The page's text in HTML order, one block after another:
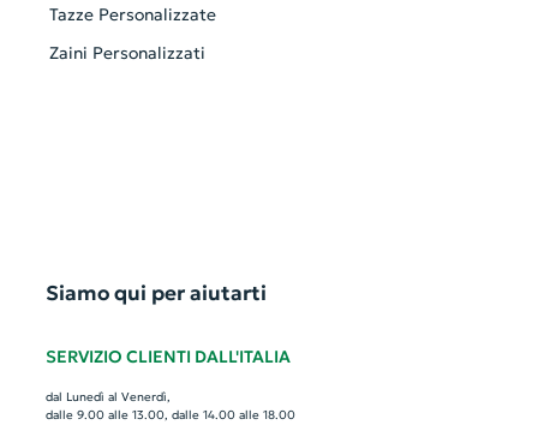
Tazze Personalizzate
Zaini Personalizzati
Siamo qui per aiutarti
SERVIZIO CLIENTI DALL'ITALIA
dal Lunedì al Venerdì,
dalle 9.00 alle 13.00, dalle 14.00 alle 18.00